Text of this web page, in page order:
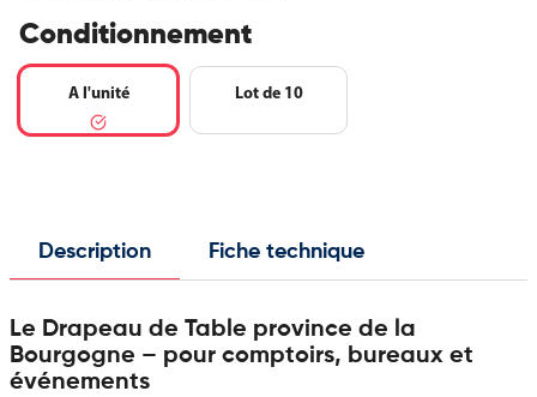
Conditionnement
A l'unité Lot de 10
Description Fiche technique
Le Drapeau de Table province de la
Bourgogne – pour comptoirs, bureaux et
événements